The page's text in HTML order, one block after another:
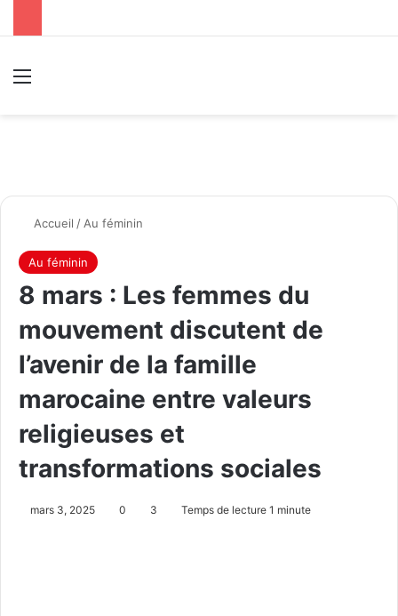
Accueil / Au féminin
Au féminin
8 mars : Les femmes du
mouvement discutent de
l’avenir de la famille
marocaine entre valeurs
religieuses et
transformations sociales
mars 3, 2025 0 3 Temps de lecture 1 minute